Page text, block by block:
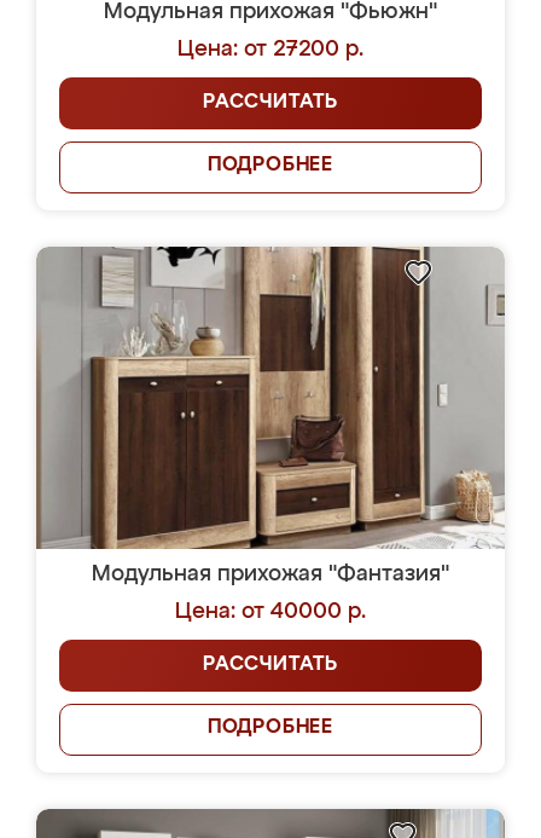
Модульная прихожая "Фьюжн"
Цена: от 27200 р.
РАССЧИТАТЬ
ПОДРОБНЕЕ
Модульная прихожая "Фантазия"
Цена: от 40000 р.
РАССЧИТАТЬ
ПОДРОБНЕЕ